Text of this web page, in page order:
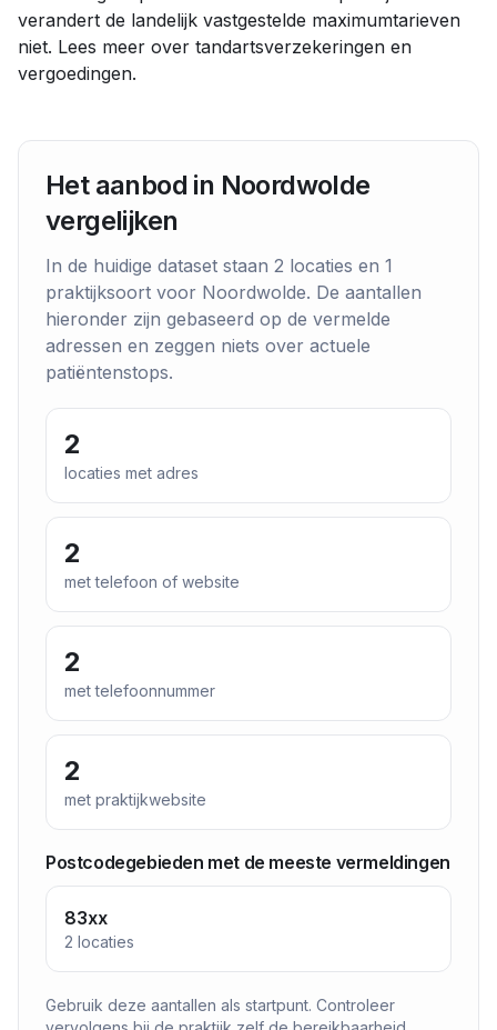
verandert de landelijk vastgestelde maximumtarieven
niet. Lees meer over tandartsverzekeringen en
vergoedingen.
Het aanbod in Noordwolde
vergelijken
In de huidige dataset staan 2 locaties en 1
praktijksoort voor Noordwolde. De aantallen
hieronder zijn gebaseerd op de vermelde
adressen en zeggen niets over actuele
patiëntenstops.
2
locaties met adres
2
met telefoon of website
2
met telefoonnummer
2
met praktijkwebsite
Postcodegebieden met de meeste vermeldingen
83xx
2 locaties
Gebruik deze aantallen als startpunt. Controleer